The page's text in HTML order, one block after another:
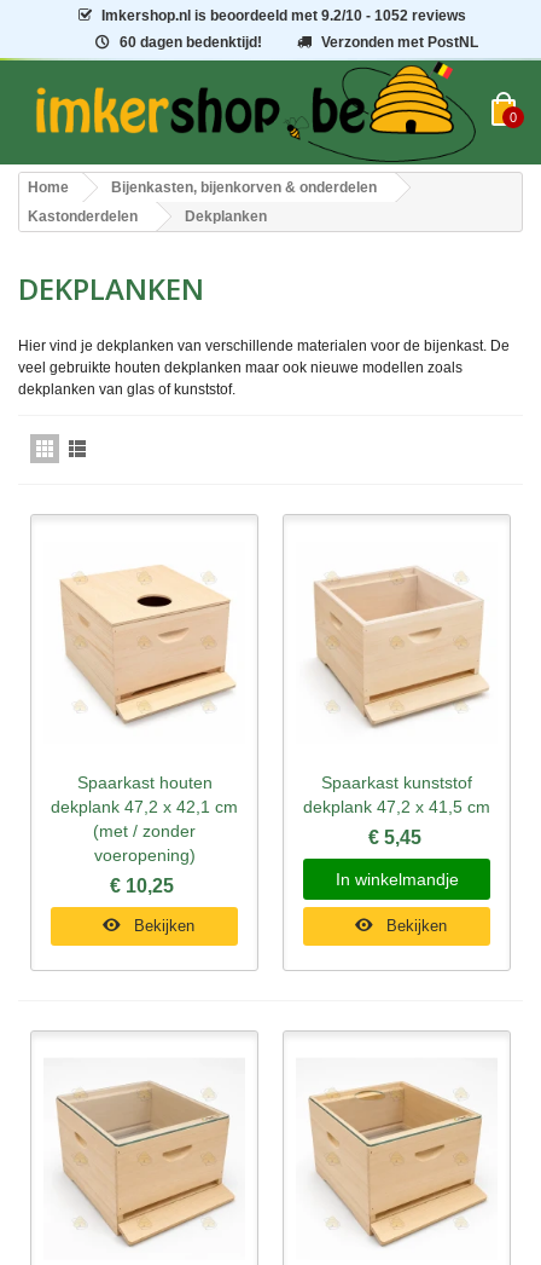
Imkershop.nl is beoordeeld met9.2/10 - 1052 reviews
60 dagen bedenktijd!
Verzonden met PostNL
0
Home
Bijenkasten, bijenkorven & onderdelen
Kastonderdelen
Dekplanken
DEKPLANKEN
Hier vind je dekplanken van verschillende materialen voor de bijenkast. De
veel gebruikte houten dekplanken maar ook nieuwe modellen zoals
dekplanken van glas of kunststof.
Spaarkast houten
dekplank 47,2 x 42,1 cm
(met / zonder
voeropening)
€ 10,25
Bekijken
Spaarkast kunststof
dekplank 47,2 x 41,5 cm
€ 5,45
In winkelmandje
Bekijken